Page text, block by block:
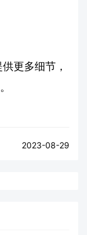
更多细节，
2023-08-29